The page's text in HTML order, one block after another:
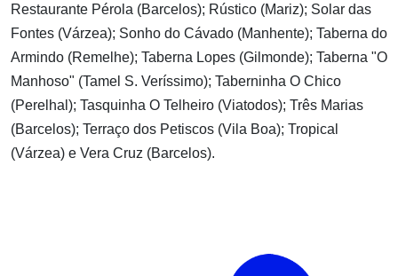
Restaurante Pérola (Barcelos); Rústico (Mariz); Solar das
Fontes (Várzea); Sonho do Cávado (Manhente); Taberna do
Armindo (Remelhe); Taberna Lopes (Gilmonde); Taberna "O
Manhoso" (Tamel S. Veríssimo); Taberninha O Chico
(Perelhal); Tasquinha O Telheiro (Viatodos); Três Marias
(Barcelos); Terraço dos Petiscos (Vila Boa); Tropical
(Várzea) e Vera Cruz (Barcelos).